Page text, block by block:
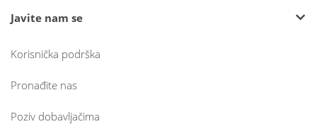
Javite nam se
Korisnička podrška
Pronađite nas
Poziv dobavljačima